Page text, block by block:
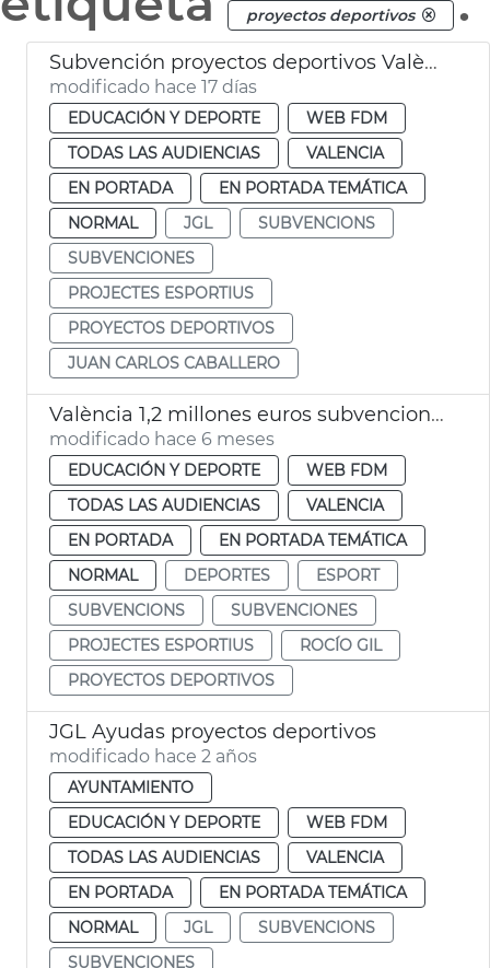
proyectos deportivos
Subvención proyectos deportivos València
modificado hace 17 días
EDUCACIÓN Y DEPORTE
WEB FDM
TODAS LAS AUDIENCIAS
VALENCIA
EN PORTADA
EN PORTADA TEMÁTICA
NORMAL
JGL
SUBVENCIONS
SUBVENCIONES
PROJECTES ESPORTIUS
PROYECTOS DEPORTIVOS
JUAN CARLOS CABALLERO
València 1,2 millones euros subvenciones proyectos deportivos
modificado hace 6 meses
EDUCACIÓN Y DEPORTE
WEB FDM
TODAS LAS AUDIENCIAS
VALENCIA
EN PORTADA
EN PORTADA TEMÁTICA
NORMAL
DEPORTES
ESPORT
SUBVENCIONS
SUBVENCIONES
PROJECTES ESPORTIUS
ROCÍO GIL
PROYECTOS DEPORTIVOS
JGL Ayudas proyectos deportivos
modificado hace 2 años
AYUNTAMIENTO
EDUCACIÓN Y DEPORTE
WEB FDM
TODAS LAS AUDIENCIAS
VALENCIA
EN PORTADA
EN PORTADA TEMÁTICA
NORMAL
JGL
SUBVENCIONS
SUBVENCIONES